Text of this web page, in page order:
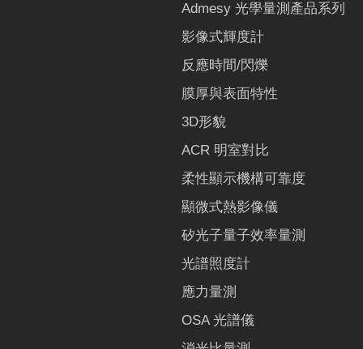
Admesy 光學量測產品系列
影像式輝度計
反應時間/閃爍
膜厚與表面特性
3D形貌
ACR 明室對比
柔性顯示機構可靠度
顯微式熱影像儀
矽光子量子效率量測
光譜照度計
應力量測
OSA 光譜儀